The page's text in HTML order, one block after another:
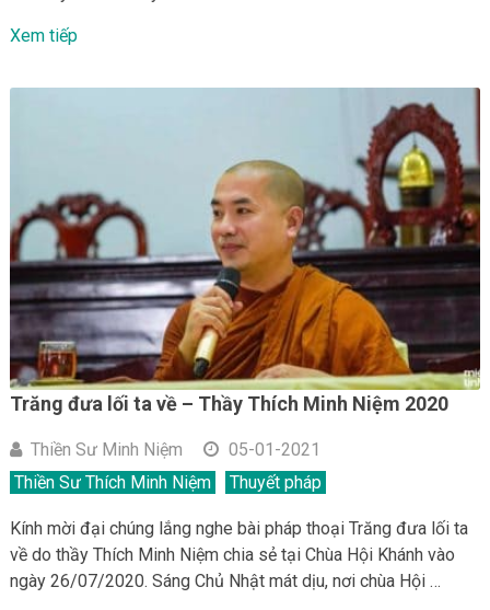
Xem tiếp
Trăng đưa lối ta về – Thầy Thích Minh Niệm 2020
Thiền Sư Minh Niệm
05-01-2021
Thiền Sư Thích Minh Niệm
Thuyết pháp
Kính mời đại chúng lắng nghe bài pháp thoại Trăng đưa lối ta
về do thầy Thích Minh Niệm chia sẻ tại Chùa Hội Khánh vào
ngày 26/07/2020. Sáng Chủ Nhật mát dịu, nơi chùa Hội …